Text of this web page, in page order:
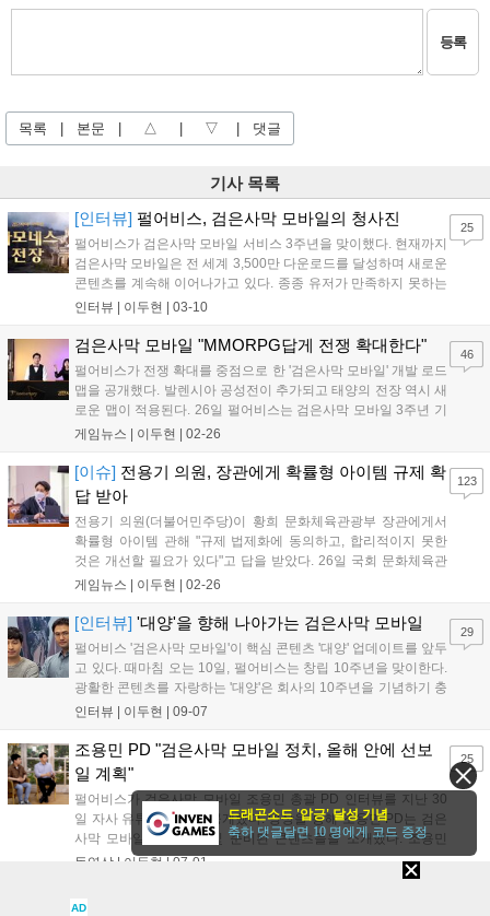
등록
목록 본문 △ ▽ 댓글
기사 목록
[인터뷰] 펄어비스, 검은사막 모바일의 청사진
펄어비스가 검은사막 모바일 서비스 3주년을 맞이했다. 현재까지
검은사막 모바일은 전 세계 3,500만 다운로드를 달성하며 새로운
콘텐츠를 계속해 이어나가고 있다. 종종 유저가 만족하지 못하는
콘텐츠도...
인터뷰 | 이두현 03-10
25
검은사막 모바일 "MMORPG답게 전쟁 확대한다"
펄어비스가 전쟁 확대를 중점으로 한 '검은사막 모바일' 개발 로드
맵을 공개했다. 발렌시아 공성전이 추가되고 태양의 전장 역시 새
로운 맵이 적용된다. 26일 펄어비스는 검은사막 모바일 3주년 기
념 특별...
게임뉴스 | 이두현 02-26
46
[이슈] 전용기 의원, 장관에게 확률형 아이템 규제 확
답 받아
전용기 의원(더불어민주당)이 황희 문화체육관광부 장관에게서
확률형 아이템 관해 "규제 법제화에 동의하고, 합리적이지 못한
것은 개선할 필요가 있다"고 답을 받았다. 26일 국회 문화체육관
광위원회...
게임뉴스 | 이두현 02-26
123
[인터뷰] '대양'을 향해 나아가는 검은사막 모바일
펄어비스 '검은사막 모바일'이 핵심 콘텐츠 '대양' 업데이트를 앞두
고 있다. 때마침 오는 10일, 펄어비스는 창립 10주년을 맞이한다.
광활한 콘텐츠를 자랑하는 '대양'은 회사의 10주년을 기념하기 충
분하다....
인터뷰 | 이두현 09-07
29
조용민 PD "검은사막 모바일 정치, 올해 안에 선보
일 계획"
펄어비스가 검은사막 모바일 조용민 총괄 PD 인터뷰를 지난 30
일 자사 유튜브를 통해 공개했다. 영상을 통해 조용민 PD는 검은
사막 모바일의 방향성 및 준비된 콘텐츠들을 소개했다. 조용민
PD는...
동영상 | 이두현 | 07-01
25
[인터뷰]
AD
드래곤소드 '압긍' 달성 기념
축하 댓글달면 10 명에게 코드 증정